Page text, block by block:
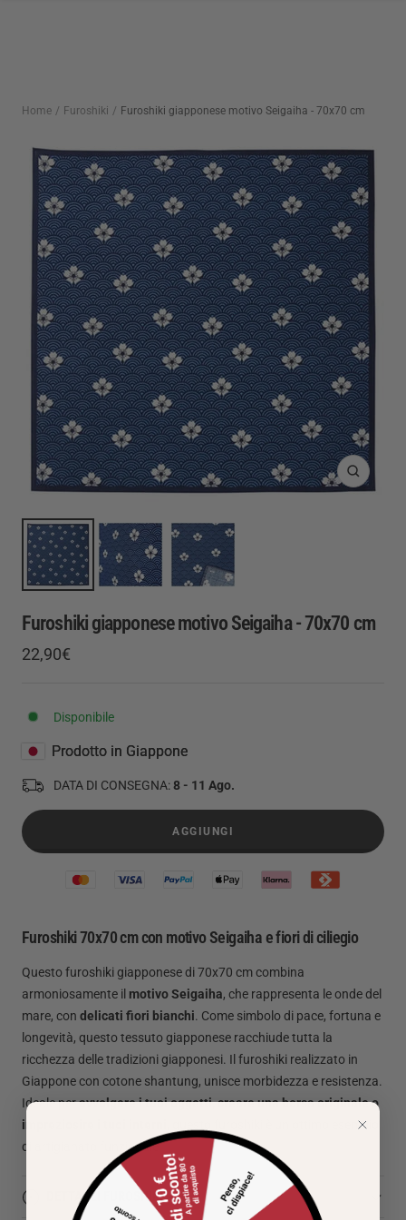
Home Furoshiki Furoshiki giapponese motivo Seigaiha - 70x70 cm
Furoshiki giapponese motivo Seigaiha - 70x70 cm
Prezzo
vendita
22,90€
Disponibile
Prodotto in Giappone
DATA DI CONSEGNA:8 - 11 Ago.
AGGIUNGI
Furoshiki 70x70 cm con motivo Seigaiha e fiori di ciliegio
Questo furoshiki giapponese di 70x70 cm combina
armoniosamente il motivo Seigaiha, che rappresenta le onde del
mare, con delicati fiori bianchi. Come simbolo di pace, fortuna e
longevità, questo tessuto giapponese racchiude tutta la
ricchezza delle tradizioni giapponesi. Il furoshiki realizzato in
Giappone con cotone shantung, unisce morbidezza e resistenza.
Ideale peravvolgere i tuoi oggetti, creare una borsa originale o
impreziosire i tuoi interni
, questo furoshiki è un ottimo esempio
di artigianato funzionale.
DETTAGLI FUROSHIKI